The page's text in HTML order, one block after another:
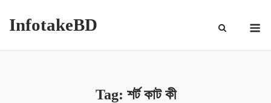
InfotakeBD
Tag: শর্ট কাট কী